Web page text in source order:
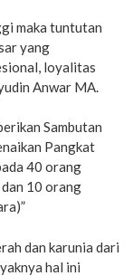
maka tuntutan
yang
loyalitas
Anwar MA.
Sambutan
Pangkat
40 orang
10 orang
dan karunia dari
hal ini